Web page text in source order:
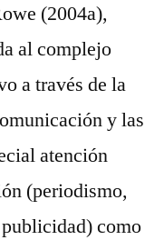
(2004a),
al complejo
a través de la
y las
atención
(periodismo,
como